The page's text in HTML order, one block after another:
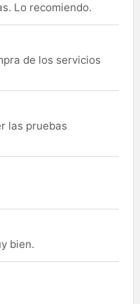
Lo recomiendo.
de los servicios
las pruebas
bien.